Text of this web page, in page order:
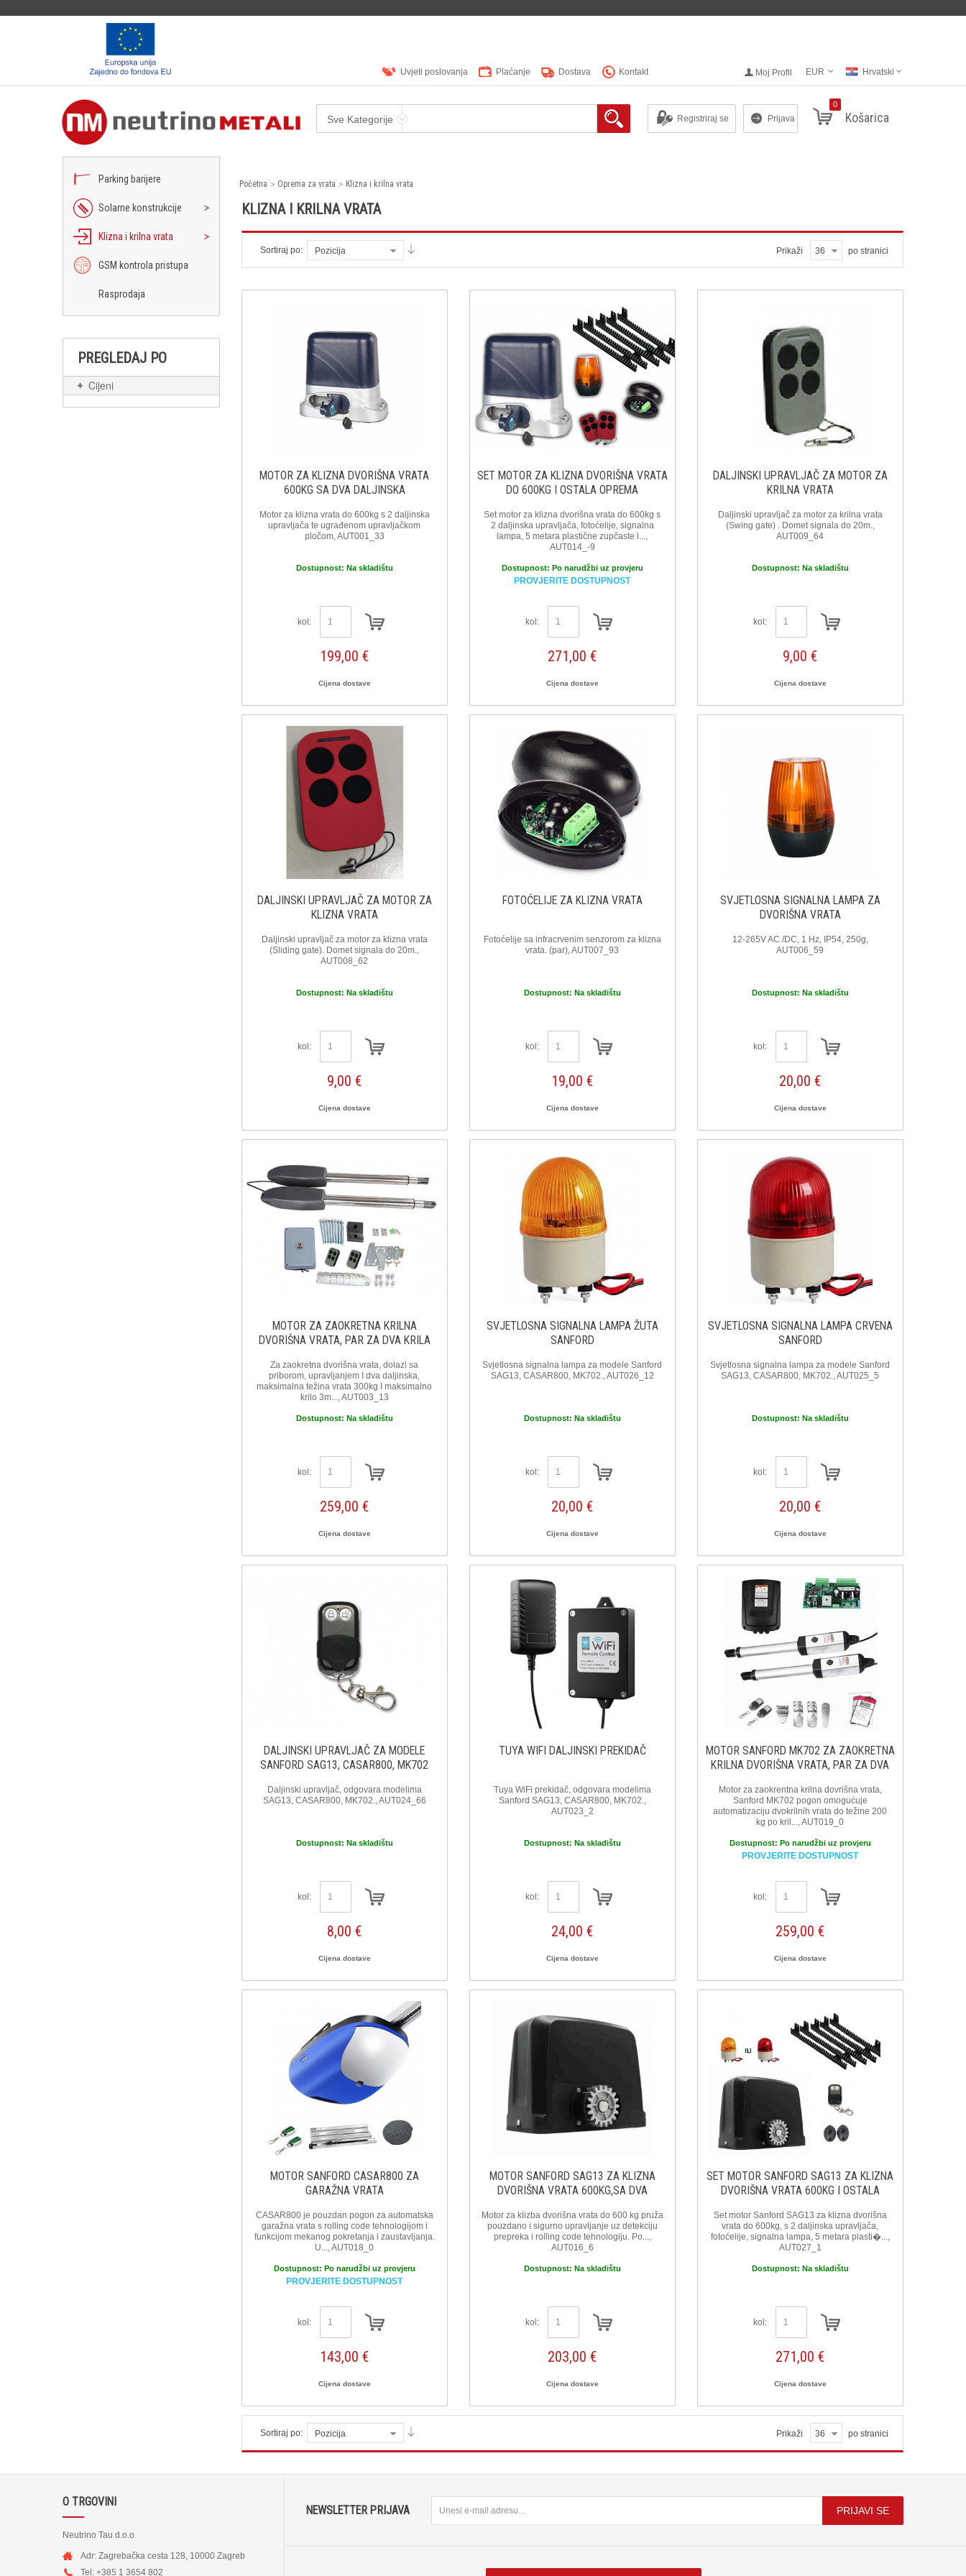
Uvjeti poslovanja Plaćanje Dostava Kontakt Moj Profil EUR Hrvatski
0
Košarica
Sve Kategorije Registriraj se Prijava
Početna Oprema za vrata Klizna i krilna vrata
Parking barijere
Solarne konstrukcije
Klizna i krilna vrata
GSM kontrola pristupa
Rasprodaja
PREGLEDAJ PO
Cijeni
KLIZNA I KRILNA VRATA
Sortiraj po: Pozicija Prikaži 36 po stranici
MOTOR ZA KLIZNA DVORIŠNA VRATA
600KG SA DVA DALJINSKA
Motor za klizna vrata do 600kg s 2 daljinska
upravljača te ugrađenom upravljačkom
pločom, AUT001_33
Dostupnost: Na skladištu
kol:
199,00 €
Cijena dostave
SET MOTOR ZA KLIZNA DVORIŠNA VRATA
DO 600KG I OSTALA OPREMA
Set motor za klizna dvorišna vrata do 600kg s
2 daljinska upravljača, fotoćelije, signalna
lampa, 5 metara plastične zupčaste l...,
AUT014_-9
Dostupnost: Po narudžbi uz provjeru
PROVJERITE DOSTUPNOST
kol:
271,00 €
Cijena dostave
DALJINSKI UPRAVLJAČ ZA MOTOR ZA
KRILNA VRATA
Daljinski upravljač za motor za krilna vrata
(Swing gate) . Domet signala do 20m.,
AUT009_64
Dostupnost: Na skladištu
kol:
9,00 €
Cijena dostave
DALJINSKI UPRAVLJAČ ZA MOTOR ZA
KLIZNA VRATA
Daljinski upravljač za motor za klizna vrata
(Sliding gate). Domet signala do 20m.,
AUT008_62
Dostupnost: Na skladištu
kol:
9,00 €
Cijena dostave
FOTOĆELIJE ZA KLIZNA VRATA
Fotoćelije sa infracrvenim senzorom za klizna
vrata. (par), AUT007_93
Dostupnost: Na skladištu
kol:
19,00 €
Cijena dostave
SVJETLOSNA SIGNALNA LAMPA ZA
DVORIŠNA VRATA
12-265V AC /DC, 1 Hz, IP54, 250g,
AUT006_59
Dostupnost: Na skladištu
kol:
20,00 €
Cijena dostave
MOTOR ZA ZAOKRETNA KRILNA
DVORIŠNA VRATA, PAR ZA DVA KRILA
Za zaokretna dvorišna vrata, dolazi sa
priborom, upravljanjem I dva daljinska,
maksimalna težina vrata 300kg I maksimalno
krilo 3m..., AUT003_13
Dostupnost: Na skladištu
kol:
259,00 €
Cijena dostave
SVJETLOSNA SIGNALNA LAMPA ŽUTA
SANFORD
Svjetlosna signalna lampa za modele Sanford
SAG13, CASAR800, MK702., AUT026_12
Dostupnost: Na skladištu
kol:
20,00 €
Cijena dostave
SVJETLOSNA SIGNALNA LAMPA CRVENA
SANFORD
Svjetlosna signalna lampa za modele Sanford
SAG13, CASAR800, MK702., AUT025_5
Dostupnost: Na skladištu
kol:
20,00 €
Cijena dostave
DALJINSKI UPRAVLJAČ ZA MODELE
SANFORD SAG13, CASAR800, MK702
Daljinski upravljač, odgovara modelima
SAG13, CASAR800, MK702., AUT024_66
Dostupnost: Na skladištu
kol:
8,00 €
Cijena dostave
TUYA WIFI DALJINSKI PREKIDAČ
Tuya WiFi prekidač, odgovara modelima
Sanford SAG13, CASAR800, MK702.,
AUT023_2
Dostupnost: Na skladištu
kol:
24,00 €
Cijena dostave
MOTOR SANFORD MK702 ZA ZAOKRETNA
KRILNA DVORIŠNA VRATA, PAR ZA DVA
Motor za zaokrentna krilna dovrišna vrata,
Sanford MK702 pogon omogućuje
automatizaciju dvokrilnih vrata do težine 200
kg po kril..., AUT019_0
Dostupnost: Po narudžbi uz provjeru
PROVJERITE DOSTUPNOST
kol:
259,00 €
Cijena dostave
MOTOR SANFORD CASAR800 ZA
GARAŽNA VRATA
CASAR800 je pouzdan pogon za automatska
garažna vrata s rolling code tehnologijom i
funkcijom mekanog pokretanja i zaustavljanja.
U..., AUT018_0
Dostupnost: Po narudžbi uz provjeru
PROVJERITE DOSTUPNOST
kol:
143,00 €
Cijena dostave
MOTOR SANFORD SAG13 ZA KLIZNA
DVORIŠNA VRATA 600KG,SA DVA
Motor za klizba dvorišna vrata do 600 kg pruža
pouzdano i sigurno upravljanje uz detekciju
prepreka i rolling code tehnologiju. Po...,
AUT016_6
Dostupnost: Na skladištu
kol:
203,00 €
Cijena dostave
SET MOTOR SANFORD SAG13 ZA KLIZNA
DVORIŠNA VRATA 600KG I OSTALA
Set motor Sanford SAG13 za klizna dvorišna
vrata do 600kg, s 2 daljinska upravljača,
fotoćelije, signalna lampa, 5 metara plasti�...,
AUT027_1
Dostupnost: Na skladištu
kol:
271,00 €
Cijena dostave
Sortiraj po: Pozicija Prikaži 36 po stranici
O TRGOVINI
Neutrino Tau d.o.o
Adr: Zagrebačka cesta 128, 10000 Zagreb
Tel: +385 1 3654 802
NEWSLETTER PRIJAVA PRIJAVI SE